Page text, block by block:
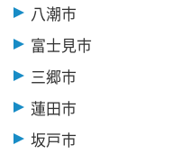
八潮市
富士見市
三郷市
蓮田市
坂戸市